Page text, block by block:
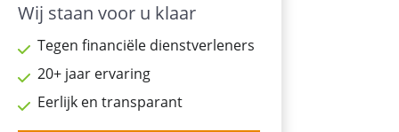
Wij staan voor u klaar
Tegen financiële dienstverleners
20+ jaar ervaring
Eerlijk en transparant